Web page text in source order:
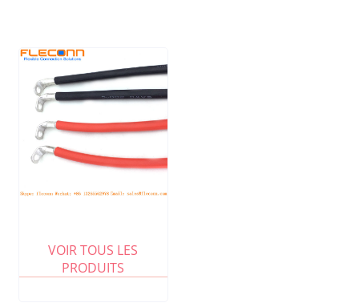
VOIR TOUS LES
PRODUITS